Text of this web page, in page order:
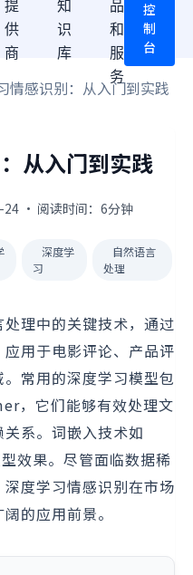
提
供
商
知
识
库
品
和
服
务
控
制
台
情感识别：从入门到实践
从入门到实践
· 阅读时间：6分钟
深度学
习
自然语言
处理
理中的关键技术，通过
用于电影评论、产品评
常用的深度学习模型包
，它们能够有效处理文
系。词嵌入技术如
效果。尽管面临数据稀
度学习情感识别在市场
的应用前景。